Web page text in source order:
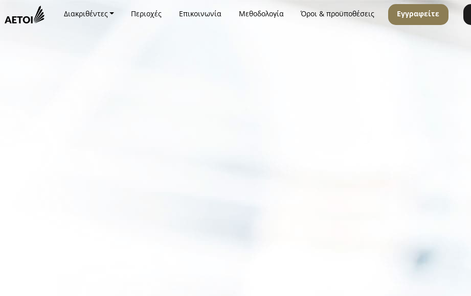
Διακριθέντες Περιοχές Επικοινωνία Μεθοδολογία Όροι & προϋποθέσεις Εγγραφείτε